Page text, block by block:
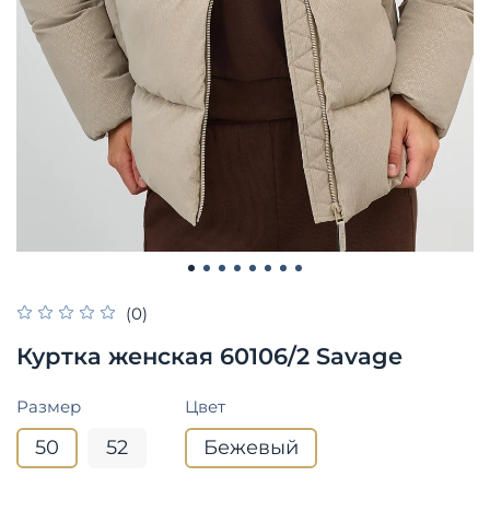
(0)
Куртка женская 60106/2 Savage
Размер
50 52
Цвет
Бежевый